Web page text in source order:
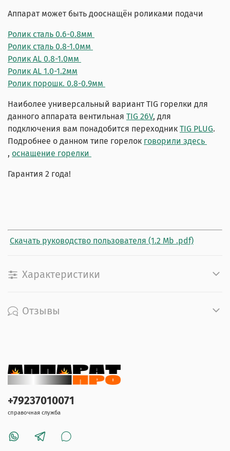
Аппарат может быть дооснащён роликами подачи
Ролик сталь 0.6-0.8мм
Ролик сталь 0.8-1.0мм
Ролик AL 0.8-1.0мм
Ролик AL 1.0-1.2мм
Ролик порошк. 0.8-0.9мм
Наиболее универсальный вариант TIG горелки для
данного аппарата вентильная TIG 26V, для
подключения вам понадобится переходник TIG PLUG.
Подробнее о данном типе горелок говорили здесь
, оснащение горелки
Гарантия 2 года!
Скачать руководство пользователя (1.2 Mb .pdf)
Характеристики
Отзывы
+79237010071
справочная служба